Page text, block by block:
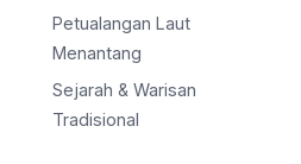
Petualangan Laut
Menantang
Sejarah & Warisan
Tradisional